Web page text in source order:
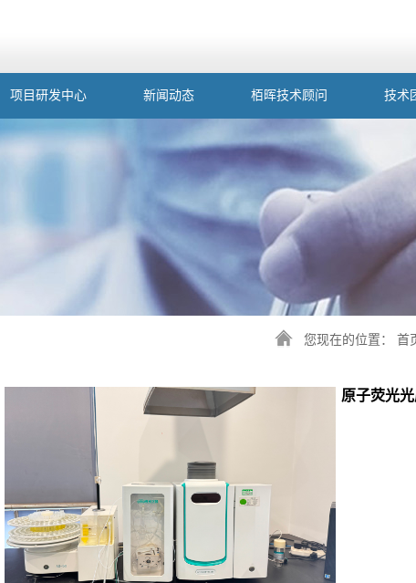
项目研发中心 新闻动态 栢晖技术顾问 技术
您现在的位置： 首
原子荧光